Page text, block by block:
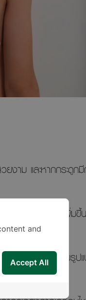
งาม และหากกระดูก
า หรือมีการคดเพิ่มขึ้
ริญเติบโตแล้ว กับรูป
and
Accept All